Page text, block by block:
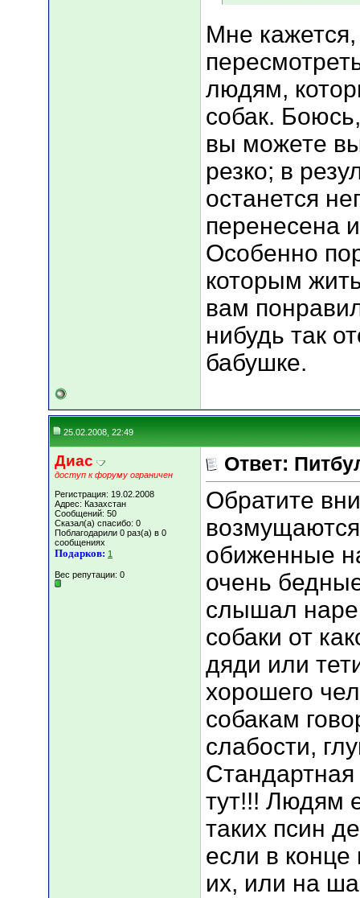
Мне
людям,
собак.
вы можете
резко; в
останется
перенесена
Особенно
которым
вам
нибудь так
бабушке.
25.02.2008, 22:49
Диас
доступ к форуму ограничен
Регистрация: 19.02.2008
Адрес: Казахстан
Сообщений: 50
Сказал(а) спасибо: 0
Поблагодарили 0 раз(а) в 0
сообщениях
Подарков: 1
Вес репутации: 0
Ответ:
Обратите
обиженные
очень
слышал
собаки от
дяди или
хорошего
собакам
слабости,
тут!!! Людям
таких псин
если в конце
их, или на